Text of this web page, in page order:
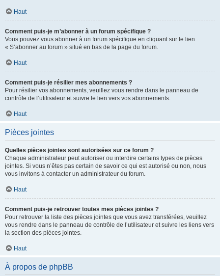
Haut
Comment puis-je m’abonner à un forum spécifique ?
Vous pouvez vous abonner à un forum spécifique en cliquant sur le lien
« S’abonner au forum » situé en bas de la page du forum.
Haut
Comment puis-je résilier mes abonnements ?
Pour résilier vos abonnements, veuillez vous rendre dans le panneau de
contrôle de l’utilisateur et suivre le lien vers vos abonnements.
Haut
Pièces jointes
Quelles pièces jointes sont autorisées sur ce forum ?
Chaque administrateur peut autoriser ou interdire certains types de pièces
jointes. Si vous n’êtes pas certain de savoir ce qui est autorisé ou non, nous
vous invitons à contacter un administrateur du forum.
Haut
Comment puis-je retrouver toutes mes pièces jointes ?
Pour retrouver la liste des pièces jointes que vous avez transférées, veuillez
vous rendre dans le panneau de contrôle de l’utilisateur et suivre les liens vers
la section des pièces jointes.
Haut
À propos de phpBB